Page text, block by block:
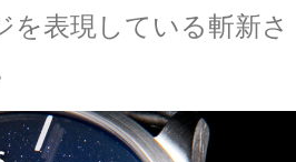
を表現している斬新さ